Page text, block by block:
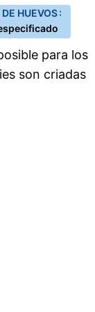
HUEVOS :
para los
son criadas